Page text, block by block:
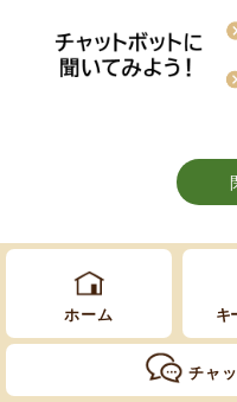
ホーム キ
チャ
知りたい情報